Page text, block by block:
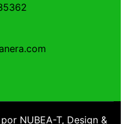
NUBEA-T, Design &